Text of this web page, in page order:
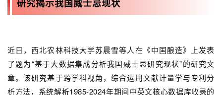
研究揭示我国威士忌现状
近日，西北农林科技大学苏晨雪等人在《中国酿造》上发表
了题为“基于大数据集成分析我国威士忌研究现状”的研究文
章。该研究基于跨学科视角，综合运用文献计量学与专利分
析方法，系统解析1985-2024年期间中英文核心数据库收录的